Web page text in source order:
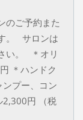
のご予約また
。 サロンは
い。 ＊オリ
＊ハンドク
プー、コン
2,300円 （税